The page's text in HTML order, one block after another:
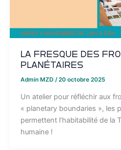
La Fresque des
Planétaires
Admin MZD /20 octobre 2025
Un atelier pour réfléchir aux
« planetary boundaries », les
permettent l’habitabilité de la
humaine !